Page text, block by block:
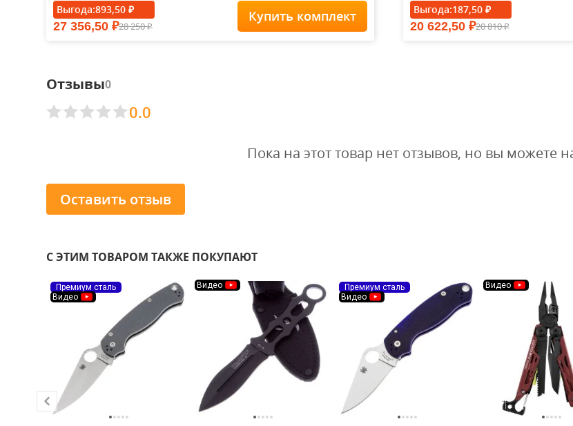
Выгода:893,50 ₽
27 356,50 ₽28 250₽
Купить комплект Выгода:187,50 ₽
20 622,50 ₽20 810₽
Отзывы0
0.0
Пока на этот товар нет отзывов, но вы можете
Оставить отзыв
С ЭТИМ ТОВАРОМ ТАКЖЕ ПОКУПАЮТ
Премиум сталь
Видео
Видео
Премиум сталь
Видео
Видео